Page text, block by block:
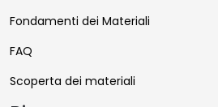
Fondamenti dei Materiali
FAQ
Scoperta dei materiali